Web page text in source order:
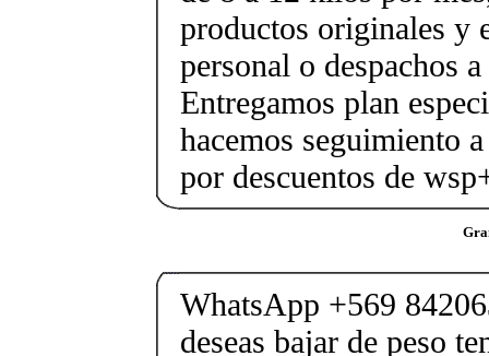
productos originales y
personal o despachos
Entregamos plan
hacemos seguimiento
por descuentos de
WhatsApp +569
deseas bajar de peso